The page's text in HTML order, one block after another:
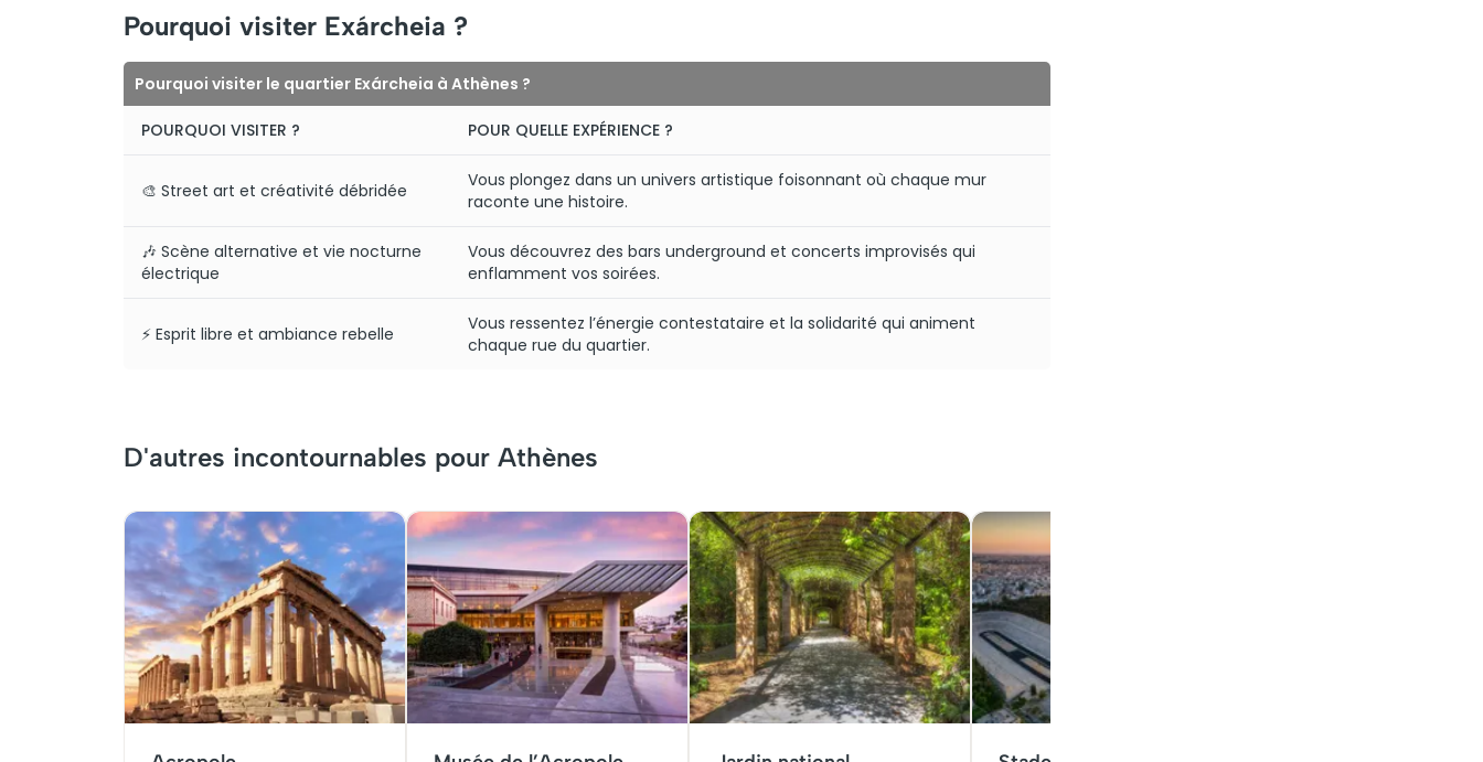
Pourquoi visiter Exárcheia ?
Pourquoi visiter le quartier Exárcheia à Athènes ?
POURQUOI VISITER ? POUR QUELLE EXPÉRIENCE ?
🎨 Street art et créativité débridée
Vous plongez dans un univers artistique foisonnant où chaque mur
raconte une histoire.
🎶 Scène alternative et vie nocturne
électrique
Vous découvrez des bars underground et concerts improvisés qui
enflamment vos soirées.
⚡ Esprit libre et ambiance rebelle
Vous ressentez l’énergie contestataire et la solidarité qui animent
chaque rue du quartier.
D'autres incontournables pour Athènes